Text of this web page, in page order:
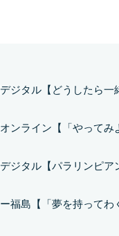
ジタル【どうしたら
ンライン【「やってみ
ジタル【パラリンピア
福島【「夢を持って